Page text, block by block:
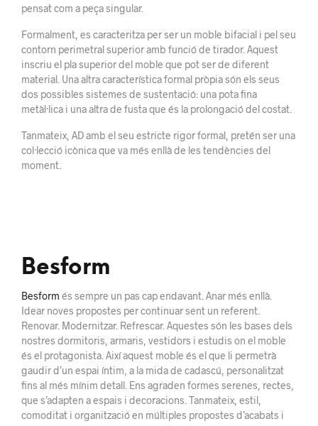
pensat com a peça singular.
Formalment, es caracteritza per ser un moble bifacial i pel seu
contorn perimetral superior amb funció de tirador. Aquest
inscriu el pla superior del moble que pot ser de diferent
material. Una altra característica formal pròpia són els seus
dos possibles sistemes de sustentació: una pota fina
metàl·lica i una altra de fusta que és la prolongació del costat.
Tanmateix, AD amb el seu estricte rigor formal, pretén ser una
col·lecció icònica que va més enllà de les tendències del
moment.
Besform
Besform és sempre un pas cap endavant. Anar més enllà.
Idear noves propostes per continuar sent un referent.
Renovar. Modernitzar. Refrescar. Aquestes són les bases dels
nostres dormitoris, armaris, vestidors i estudis on el moble
és el protagonista. Així aquest moble és el que li permetrà
gaudir d’un espai íntim, a la mida de cadascú, personalitzat
fins al més mínim detall. Ens agraden formes serenes, rectes,
que s’adapten a espais i decoracions. Tanmateix, estil,
comoditat i organització en múltiples propostes d’acabats i